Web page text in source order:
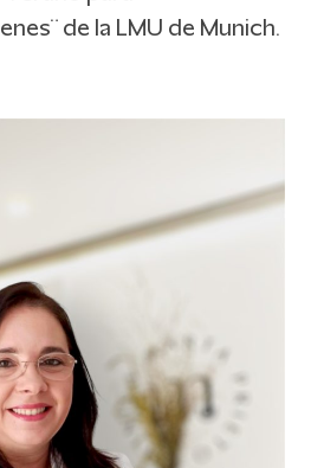
de la LMU de Munich.